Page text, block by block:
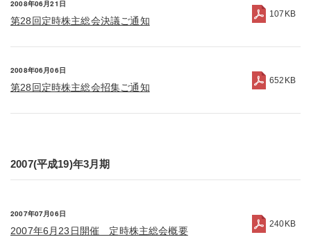
2008年06月21日
第28回定時株主総会決議ご通知
107KB
2008年06月06日
第28回定時株主総会招集ご通知
652KB
2007(平成19)年3月期
2007年07月06日
2007年6月23日開催 定時株主総会概要
240KB